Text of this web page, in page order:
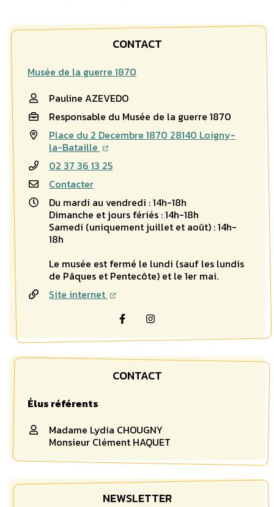
CONTACT
Musée de la guerre 1870
Pauline AZEVEDO
Responsable du Musée de la guerre 1870
Place du 2 Decembre 1870 28140 Loigny-
la-Bataille
02 37 36 13 25
Contacter
Du mardi au vendredi : 14h-18h
Dimanche et jours fériés : 14h-18h
Samedi (uniquement juillet et août) : 14h-
18h
Le musée est fermé le lundi (sauf les lundis
de Pâques et Pentecôte) et le 1er mai.
Site internet
Visiter la page Facebook
Visiter la page Instagram
CONTACT
Élus référents
Madame Lydia CHOUGNY
Monsieur Clément HAQUET
NEWSLETTER